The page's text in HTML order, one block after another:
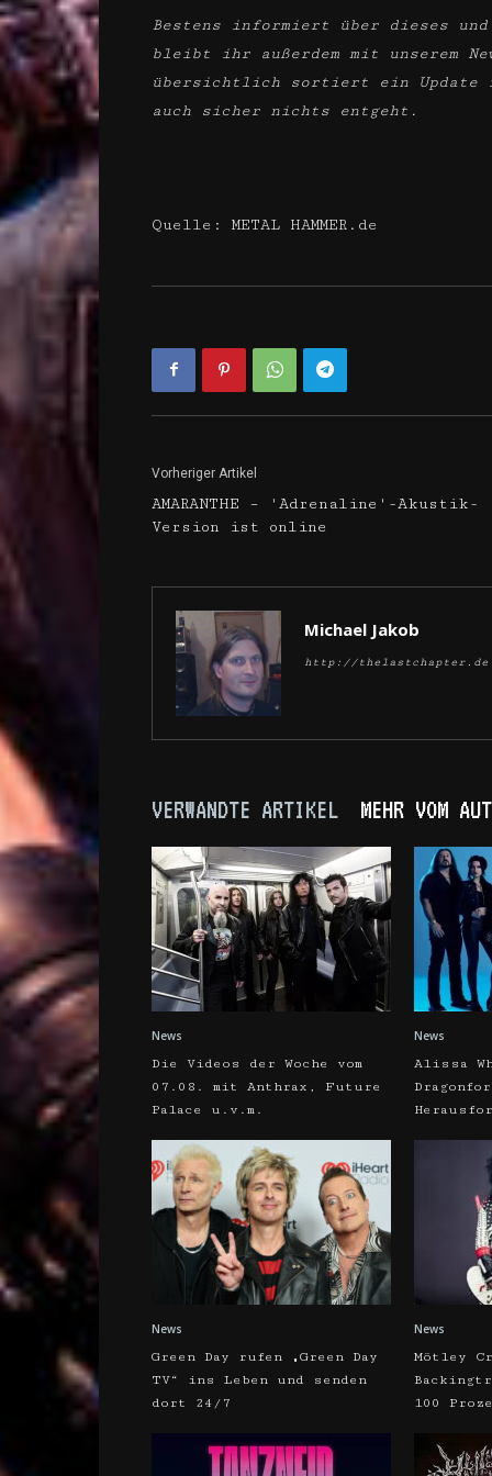
Bestens informiert über dieses
bleibt ihr außerdem mit unserem
übersichtlich sortiert ein Update
auch sicher nichts entgeht.
Quelle: METAL HAMMER.de
Vorheriger Artikel
AMARANTHE – 'Adrenaline'-Akustik-
Version ist online
Michael Jakob
http://thelastchapter.de
VERWANDTE ARTIKEL MEHR VOM
News
Die Videos der Woche vom
07.08. mit Anthrax, Future
Palace u.v.m.
News
Alissa
News
Green Day rufen „Green Day
TV“ ins Leben und senden
dort 24/7
News
Mötley
100